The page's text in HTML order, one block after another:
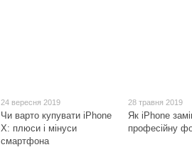
24 вересня 2019
Чи варто купувати iPhone
X: плюси і мінуси
смартфона
28 травня 2019
Як iPhone
професійну